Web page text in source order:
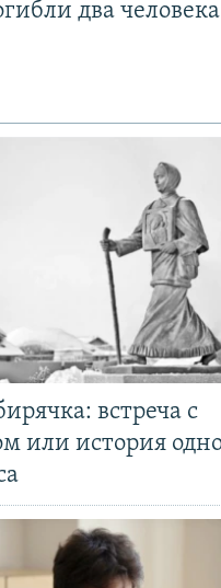
два человека
встреча с
или история